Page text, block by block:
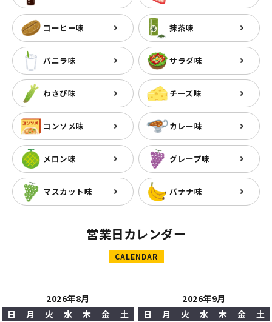
コーヒー味 抹茶味
バニラ味 サラダ味
わさび味 チーズ味
コンソメ味 カレー味
メロン味 グレープ味
マスカット味 バナナ味
営業日カレンダー
CALENDAR
2026年8月
日
月 火 水 木 金 土
2026年9月
日
月 火 水 木 金 土